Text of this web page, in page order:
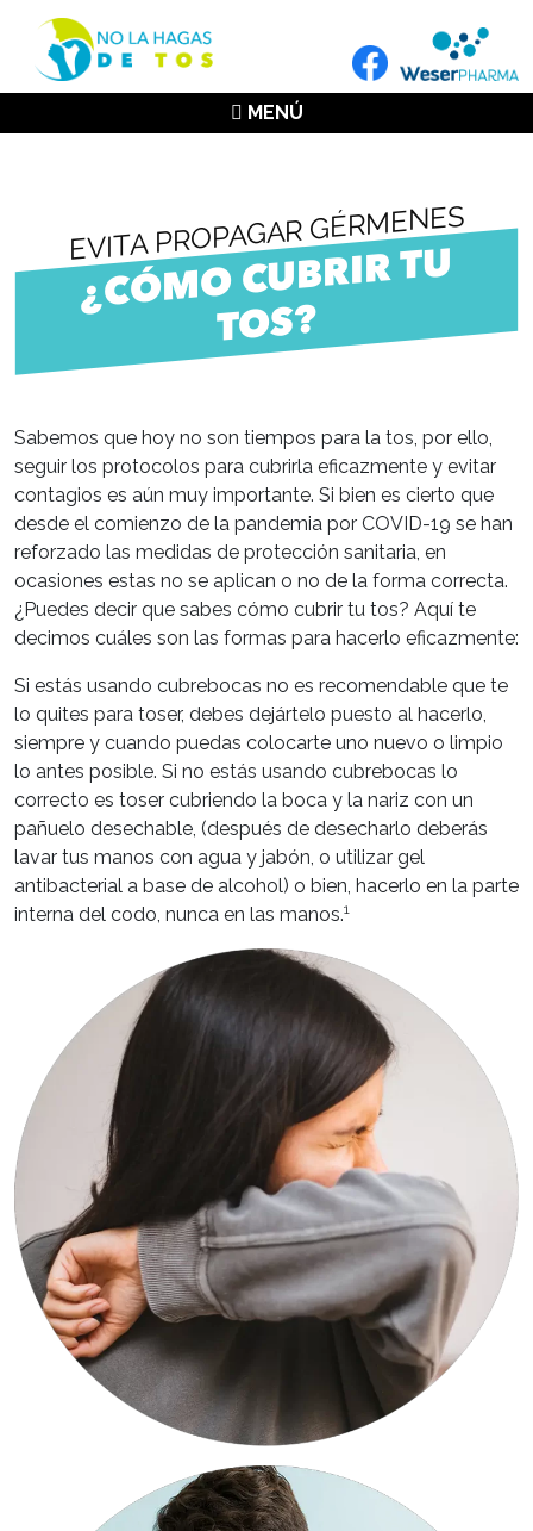
MENÚ
EVITA PROPAGAR GÉRMENES
¿C
Ó
M
O C
UB
RI
R T
U
T
OS?
Sabemos que hoy no son tiempos para la tos, por ello,
seguir los protocolos para cubrirla eficazmente y evitar
contagios es aún muy importante. Si bien es cierto que
desde el comienzo de la pandemia por COVID-19 se han
reforzado las medidas de protección sanitaria, en
ocasiones estas no se aplican o no de la forma correcta.
¿Puedes decir que sabes cómo cubrir tu tos? Aquí te
decimos cuáles son las formas para hacerlo eficazmente:
Si estás usando cubrebocas no es recomendable que te
lo quites para toser, debes dejártelo puesto al hacerlo,
siempre y cuando puedas colocarte uno nuevo o limpio
lo antes posible. Si no estás usando cubrebocas lo
correcto es toser cubriendo la boca y la nariz con un
pañuelo desechable, (después de desecharlo deberás
lavar tus manos con agua y jabón, o utilizar gel
antibacterial a base de alcohol) o bien, hacerlo en la parte
interna del codo, nunca en las manos.1